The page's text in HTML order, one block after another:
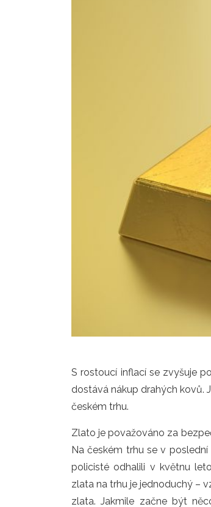
S rostoucí inflací se zvyšuje
dostává nákup drahých kovů.
českém trhu.
Zlato je považováno za
Na českém trhu se v
policisté odhalili v květnu
zlata na trhu je jednoduchý –
zlata. Jakmile začne být